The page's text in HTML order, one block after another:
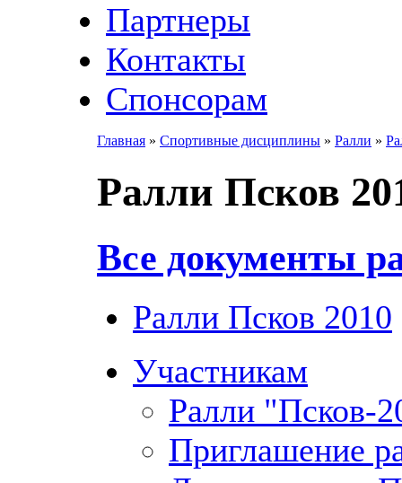
Партнеры
Контакты
Спонсорам
Главная » Спортивные дисциплины » Ралли »
Ралли Псков
Все документы
Ралли Псков 2010
Участникам
Ралли "Псков-
Приглашение